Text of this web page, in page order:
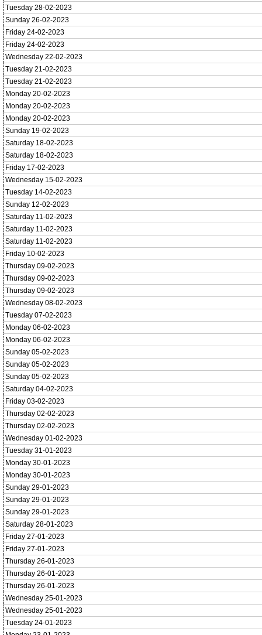
Tuesday 28-02-2023
Sunday 26-02-2023
Friday 24-02-2023
Friday 24-02-2023
Wednesday 22-02-2023
Tuesday 21-02-2023
Tuesday 21-02-2023
Monday 20-02-2023
Monday 20-02-2023
Monday 20-02-2023
Sunday 19-02-2023
Saturday 18-02-2023
Saturday 18-02-2023
Friday 17-02-2023
Wednesday 15-02-2023
Tuesday 14-02-2023
Sunday 12-02-2023
Saturday 11-02-2023
Saturday 11-02-2023
Saturday 11-02-2023
Friday 10-02-2023
Thursday 09-02-2023
Thursday 09-02-2023
Thursday 09-02-2023
Wednesday 08-02-2023
Tuesday 07-02-2023
Monday 06-02-2023
Monday 06-02-2023
Sunday 05-02-2023
Sunday 05-02-2023
Sunday 05-02-2023
Saturday 04-02-2023
Friday 03-02-2023
Thursday 02-02-2023
Thursday 02-02-2023
Wednesday 01-02-2023
Tuesday 31-01-2023
Monday 30-01-2023
Monday 30-01-2023
Sunday 29-01-2023
Sunday 29-01-2023
Sunday 29-01-2023
Saturday 28-01-2023
Friday 27-01-2023
Friday 27-01-2023
Thursday 26-01-2023
Thursday 26-01-2023
Thursday 26-01-2023
Wednesday 25-01-2023
Wednesday 25-01-2023
Tuesday 24-01-2023